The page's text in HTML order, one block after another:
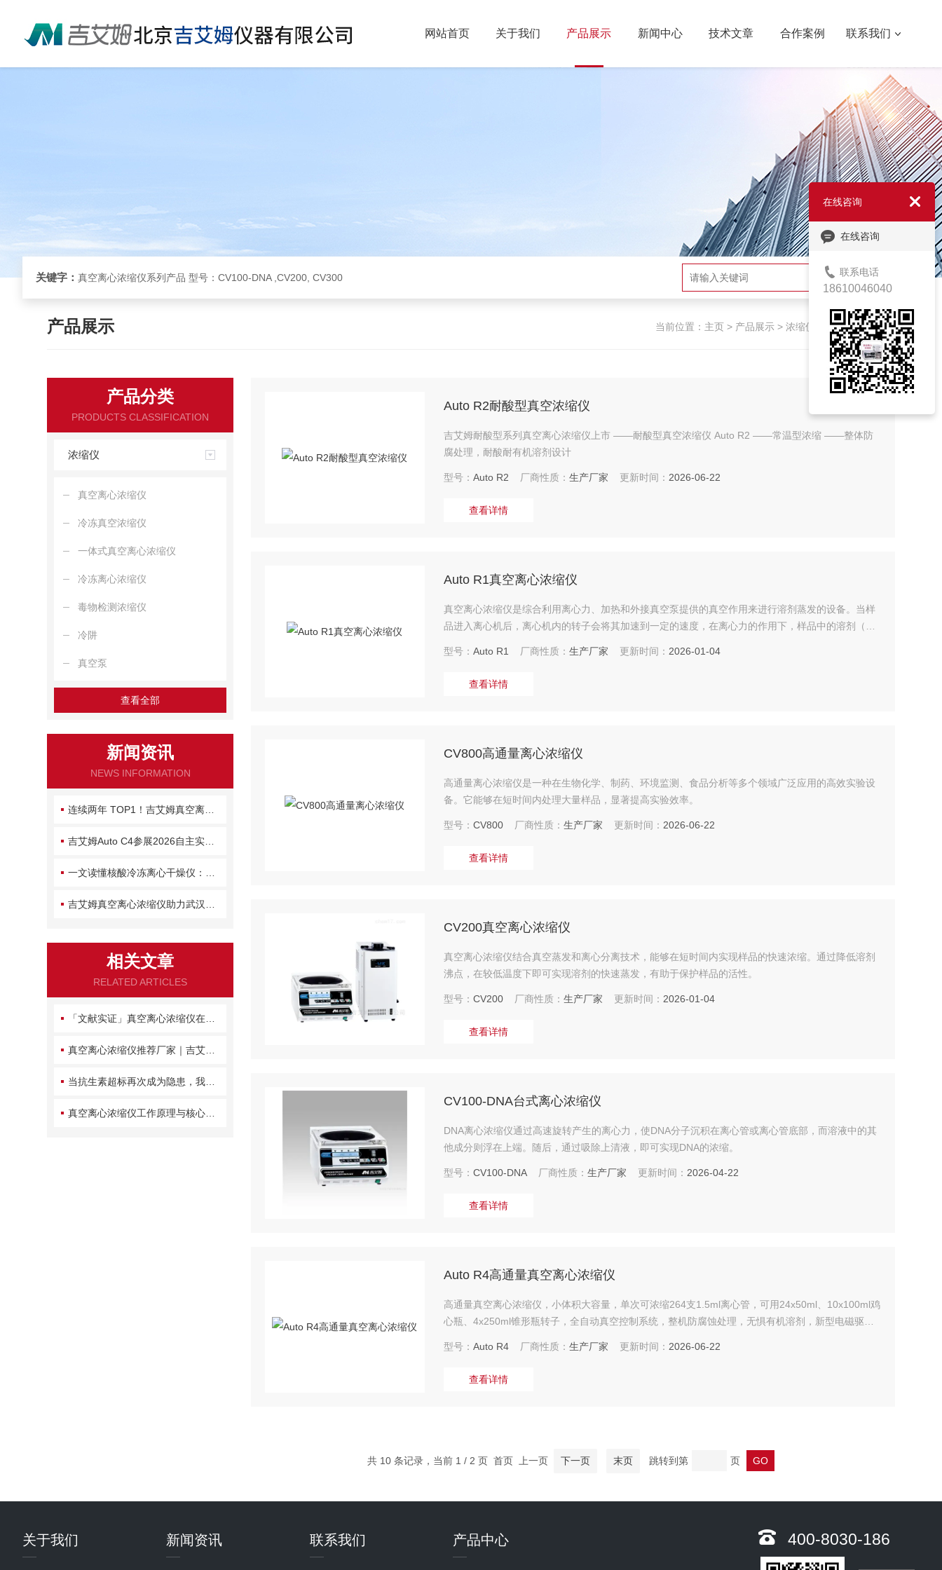
网站首页 关于我们 产品展示 新闻中心 技术文章 合作案例 联系我们
关键字：真空离心浓缩仪系列产品 型号：CV100-DNA ,CV200, CV300 搜索
产品展示 当前位置： 主页> 产品展示> 浓缩仪 真空离心浓缩仪
产品分类
PRODUCTS CLASSIFICATION
浓缩仪
真空离心浓缩仪
冷冻真空浓缩仪
一体式真空离心浓缩仪
冷冻离心浓缩仪
毒物检测浓缩仪
冷阱
真空泵
查看全部
新闻资讯
NEWS INFORMATION
相关文章
RELATED ARTICLES
Auto R2耐酸型真空浓缩仪
吉艾姆耐酸型系列真空离心浓缩仪上市 ——耐酸型真空浓缩仪 Auto R2 ——常温型浓缩 ——整体防
腐处理，耐酸耐有机溶剂设计
型号： Auto R2 厂商性质： 生产厂家 更新时间： 2026-06-22
查看详情
Auto R1真空离心浓缩仪
真空离心浓缩仪是综合利用离心力、加热和外接真空泵提供的真空作用来进行溶剂蒸发的设备。当样
品进入离心机后，离心机内的转子会将其加速到一定的速度，在离心力的作用下，样品中的溶剂（如
溶质得以浓缩。
型号： Auto R1 厂商性质： 生产厂家 更新时间： 2026-01-04
查看详情
CV800高通量离心浓缩仪
高通量离心浓缩仪是一种在生物化学、制药、环境监测、食品分析等多个领域广泛应用的高效实验设
备。它能够在短时间内处理大量样品，显著提高实验效率。
型号： CV800厂商性质： 生产厂家 更新时间： 2026-06-22
查看详情
CV200真空离心浓缩仪
真空离心浓缩仪结合真空蒸发和离心分离技术，能够在短时间内实现样品的快速浓缩。通过降低溶剂
沸点，在较低温度下即可实现溶剂的快速蒸发，有助于保护样品的活性。
型号： CV200厂商性质： 生产厂家 更新时间： 2026-01-04
查看详情
CV100-DNA台式离心浓缩仪
DNA离心浓缩仪通过高速旋转产生的离心力，使DNA分子沉积在离心管或离心管底部，而溶液中的其
他成分则浮在上端。随后，通过吸除上清液，即可实现DNA的浓缩。
型号： CV100-DNA厂商性质： 生产厂家 更新时间： 2026-04-22
查看详情
Auto R4高通量真空离心浓缩仪
高通量真空离心浓缩仪，小体积大容量，单次可浓缩264支1.5ml离心管，可用24x50ml、10x100ml鸡
心瓶、4x250ml锥形瓶转子，全自动真空控制系统，整机防腐蚀处理，无惧有机溶剂，新型电磁驱动
型号： Auto R4厂商性质： 生产厂家 更新时间： 2026-06-22
查看详情
共 10 条记录，当前 1 / 2 页 首页 上一页 下一页 末页 跳转到第 页
关于我们 新闻资讯 联系我们 产品中心 400-8030-186
在线咨询
在线咨询
联系电话
18610046040